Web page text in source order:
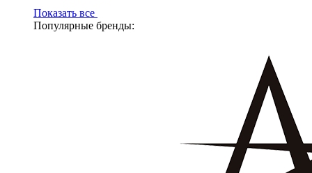
Показать все
Популярные бренды: